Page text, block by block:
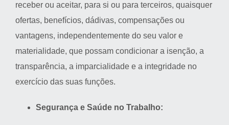
receber ou aceitar, para si ou para terceiros, quaisquer
ofertas, benefícios, dádivas, compensações ou
vantagens, independentemente do seu valor e
materialidade, que possam condicionar a isenção, a
transparência, a imparcialidade e a integridade no
exercício das suas funções.
Segurança e Saúde no Trabalho: